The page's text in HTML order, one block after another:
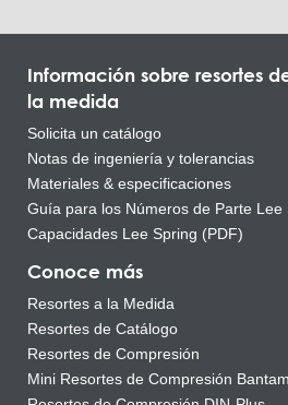
Información sobre resortes
la medida
Solicita un catálogo
Notas de ingeniería y tolerancias
Materiales & especificaciones
Guía para los Números de Parte Lee
Capacidades Lee Spring (PDF)
Conoce más
Resortes a la Medida
Resortes de Catálogo
Resortes de Compresión
Mini Resortes de Compresión Bantam